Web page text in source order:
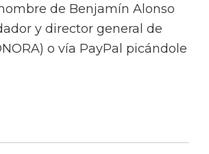
de Benjamín Alonso
y director general de
o vía PayPal picándole